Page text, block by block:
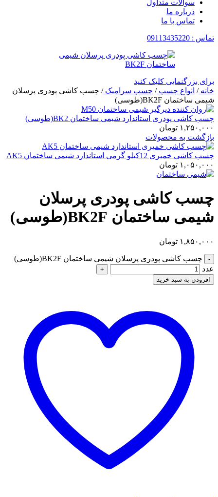
سوالات متداول
درباره ما
تماس با ما
تماس : 09113435220
برای بزرگنمایی کلیک کنید
خانه/ انواع چسب/ چسب سرامیک/ چسب کاشی پودری پرسلان
شیمی ساختمان BK2F(طوسی)
چسب کاشی پودری استاندارد شیمی ساختمان BK2(طوسی)
۱,۲۵۰,۰۰۰ تومان
بازگشت به محصولات
چسب کاشی خمیری 12کیلو گرمی استاندارد شیمی ساختمان AK5
۱,۰۵۰,۰۰۰ تومان
چسب کاشی پودری پرسلان
شیمی ساختمان BK2F(طوسی)
۱,۸۵۰,۰۰۰ تومان
-
چسب کاشی پودری پرسلان شیمی ساختمان BK2F(طوسی)
عدد
+
افزودن به سبد خرید